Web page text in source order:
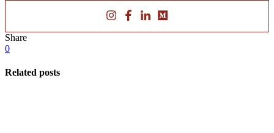
Share
0
Related posts